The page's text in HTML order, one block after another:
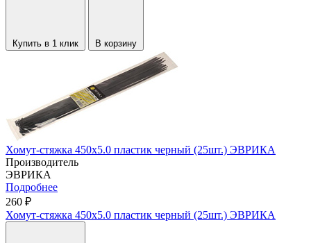
Купить в 1 клик В корзину
Хомут-стяжка 450х5.0 пластик черный (25шт.) ЭВРИКА
Производитель
ЭВРИКА
Подробнее
260 ₽
Хомут-стяжка 450х5.0 пластик черный (25шт.) ЭВРИКА